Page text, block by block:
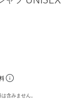
含みません。